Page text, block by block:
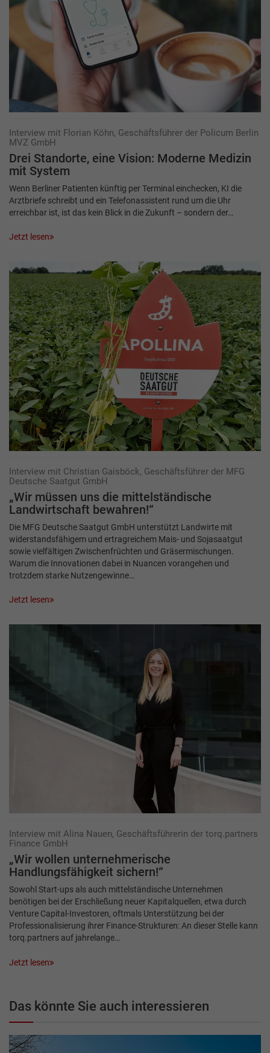
Interview mit Florian Köhn, Geschäftsführer der Policum Berlin
MVZ GmbH
Drei Standorte, eine Vision: Moderne Medizin
mit System
Wenn Berliner Patienten künftig per Terminal einchecken, KI die
Arztbriefe schreibt und ein Telefonassistent rund um die Uhr
erreichbar ist, ist das kein Blick in die Zukunft – sondern der…
Jetzt lesen
Interview mit Christian Gaisböck, Geschäftsführer der MFG
Deutsche Saatgut GmbH
„Wir müssen uns die mittelständische
Landwirtschaft bewahren!“
Die MFG Deutsche Saatgut GmbH unterstützt Landwirte mit
widerstandsfähigem und ertragreichem Mais- und Sojasaatgut
sowie vielfältigen Zwischenfrüchten und Gräser­mischungen.
Warum die Innovationen dabei in Nuancen vorangehen und
trotzdem starke Nutzengewinne…
Jetzt lesen
Interview mit Alina Nauen, Geschäftsführerin der torq.partners
Finance GmbH
„Wir wollen unternehmerische
Handlungsfähigkeit sichern!“
Sowohl Start-ups als auch mittelständische Unternehmen
benötigen bei der Erschließung neuer Kapitalquellen, etwa durch
Venture Capital-Investoren, oftmals Unterstützung bei der
Professionalisierung ihrer Finance-Strukturen: An dieser Stelle kann
torq.partners auf jahrelange…
Jetzt lesen
Das könnte Sie auch interessieren